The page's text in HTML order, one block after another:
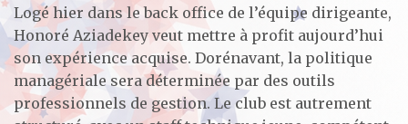
Logé hier dans le back office de l’équipe dirigeante,
Honoré Aziadekey veut mettre à profit aujourd’hui
son expérience acquise. Dorénavant, la politique
managériale sera déterminée par des outils
professionnels de gestion. Le club est autrement